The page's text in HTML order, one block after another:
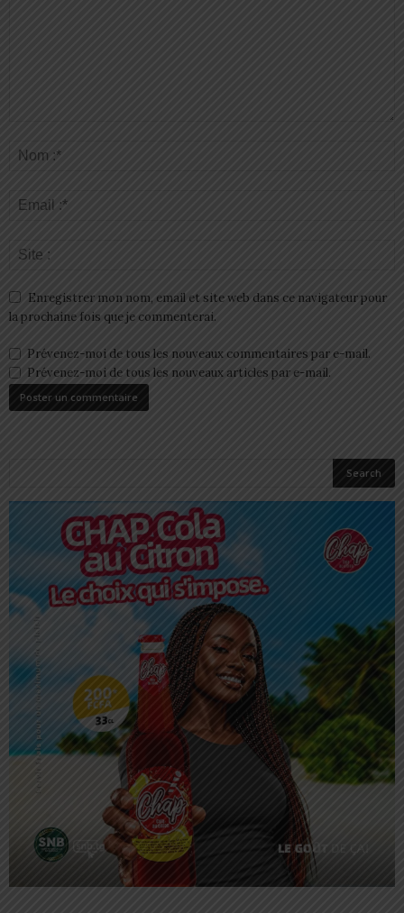
Enregistrer mon nom, email et site web dans ce navigateur pour
la prochaine fois que je commenterai.
Prévenez-moi de tous les nouveaux commentaires par e-mail.
Prévenez-moi de tous les nouveaux articles par e-mail.